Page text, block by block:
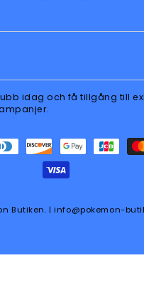
idag och få tillgång till
Butiken. | info@pokemon-